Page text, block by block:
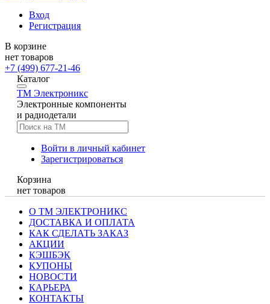
Вход
Регистрация
В корзине
нет товаров
+7 (499) 677-21-46
Каталог
TM Электроникс
Электронные компоненты
и радиодетали
Войти в личный кабинет
Зарегистрироваться
Корзина
нет товаров
О ТМ ЭЛЕКТРОНИКС
ДОСТАВКА И ОПЛАТА
КАК СДЕЛАТЬ ЗАКАЗ
АКЦИИ
КЭШБЭК
КУПОНЫ
НОВОСТИ
КАРЬЕРА
КОНТАКТЫ